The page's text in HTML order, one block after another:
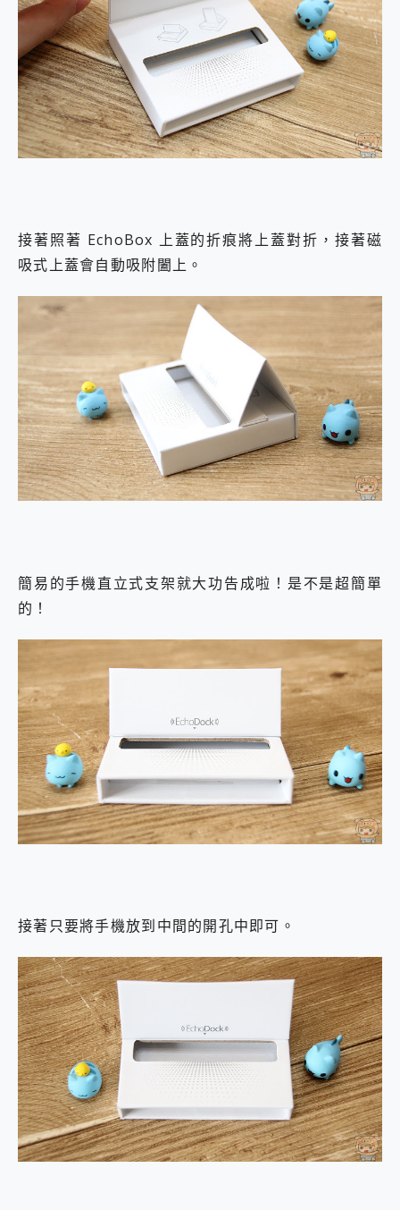
接著照著 EchoBox 上蓋的折痕將上蓋對折，接著磁
吸式上蓋會自動吸附闔上。
簡易的手機直立式支架就大功告成啦！是不是超簡單
的！
接著只要將手機放到中間的開孔中即可。